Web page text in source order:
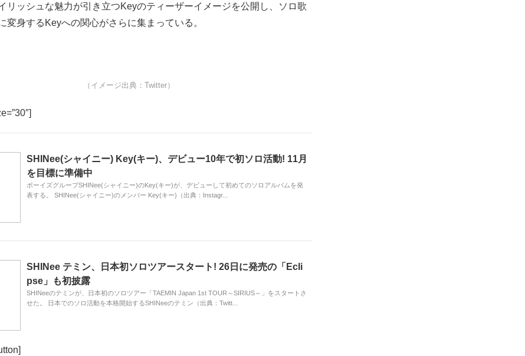
リッシュな魅力が引き立つKeyのティーザーイメージを公開し、ソロ歌
変身するKeyへの関心がさらに集まっている。
（イメージ出典：Twitter）
SHINee(シャイニー) Key(キー)、デビュー10年で初ソロ活動! 11月
を目標に準備中
ボーイズグループSHINee(シャイニー)のKey(キー)が、デビューして初めてのソロアルバムを発
表する。 SHINee(シャイニー)のメンバー Key(キー)（出典：Instagr...
SHINee テミン、日本初ソロツアースタート! 26日に発売の「Ecli
pse」も初披露
SHINeeのテミンが、日本初のソロツアー「TAEMIN Japan 1st TOUR～SIRIUS～」をスタートさ
せた。 日本でのソロ活動を本格開始するSHINeeのテミン（出典：Twitt...